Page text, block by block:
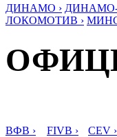
ДИНАМО › ДИНАМО-
ЛОКОМОТИВ ›
ВФВ › FIVB › CEV ›